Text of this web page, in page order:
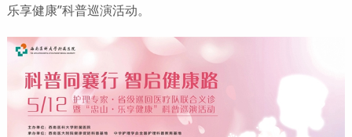
乐享健康”科普巡演活动。